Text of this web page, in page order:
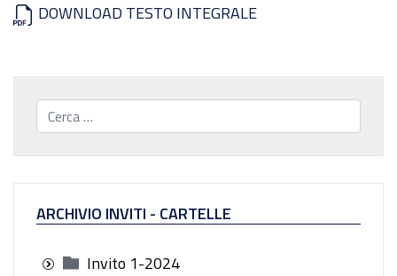
DOWNLOAD TESTO INTEGRALE
Cerca...
ARCHIVIO INVITI - CARTELLE
Invito 1-2024